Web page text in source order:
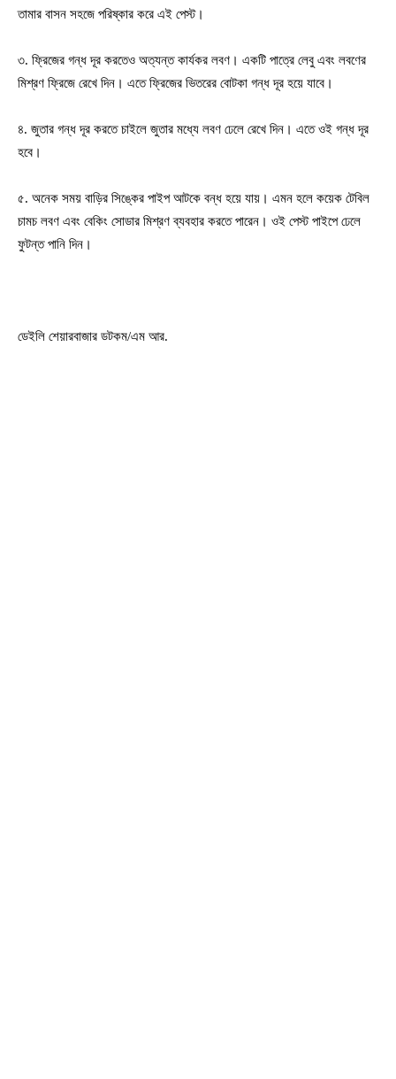
তামার বাসন সহজে পরিষ্কার করে এই পেস্ট।
৩. ফ্রিজের গন্ধ দূর করতেও অত্যন্ত কার্যকর লবণ। একটি পাত্রে লেবু এবং লবণের
মিশ্রণ ফ্রিজে রেখে দিন। এতে ফ্রিজের ভিতরের বোটকা গন্ধ দূর হয়ে যাবে।
৪. জুতার গন্ধ দূর করতে চাইলে জুতার মধ্যে লবণ ঢেলে রেখে দিন। এতে ওই গন্ধ দূর
হবে।
৫. অনেক সময় বাড়ির সিঙ্কের পাইপ আটকে বন্ধ হয়ে যায়। এমন হলে কয়েক টেবিল
চামচ লবণ এবং বেকিং সোডার মিশ্রণ ব্যবহার করতে পারেন। ওই পেস্ট পাইপে ঢেলে
ফুটন্ত পানি দিন।
ডেইলি শেয়ারবাজার ডটকম/এম আর.